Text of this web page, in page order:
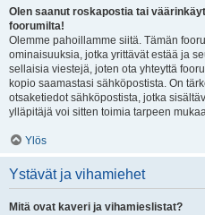
Olen saanut roskapostia tai
foorumilta!
Olemme pahoillamme siitä. Tämän
ominaisuuksia, jotka yrittävät estää ja
sellaisia viestejä, joten ota yhteyttä
kopio saamastasi sähköpostista. On
otsaketiedot sähköpostista, jotka
ylläpitäjä voi sitten toimia tarpeen
Ylös
Ystävät ja vihamiehet
Mitä ovat kaveri ja vihamieslistat?